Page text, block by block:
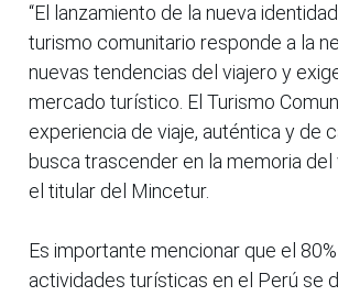
“El lanzamiento de la nueva
turismo comunitario responde a la
nuevas tendencias del viajero y
mercado turístico. El Turismo
experiencia de viaje, auténtica y de
busca trascender en la memoria del
el titular del Mincetur.
Es importante mencionar que el
actividades turísticas en el Perú se